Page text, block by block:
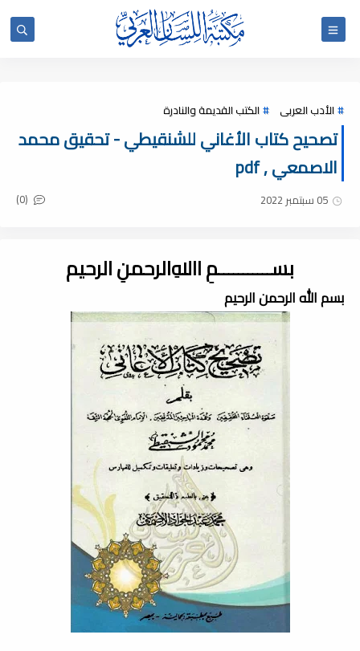
الأدب العربى الكتب القديمة والنادرة
تصحيح كتاب الأغاني للشنقيطي - تحقيق محمد
الاصمعي , pdf
05 سبتمبر 2022 (0)
بســـــــــــمِ اﷲِالرحمنِ الرحيم
بسم الله الرحمن الرحيم